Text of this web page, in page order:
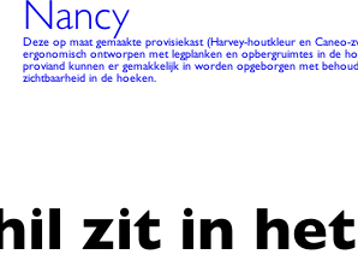
Nancy
Deze op maat gemaakte provisiekast (Harvey-houtkleur en Caneo-
ergonomisch ontworpen met legplanken en opbergruimtes in de
proviand kunnen er gemakkelijk in worden opgeborgen met
zichtbaarheid in de hoeken.
zit in